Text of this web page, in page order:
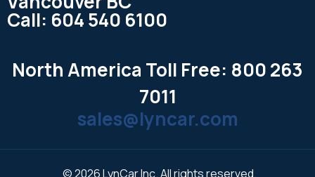
Call: 604 540 6100
North America Toll Free: 800 263
7011
sales@lyncar.com
© 2026 LynCar Inc. All rights reserved.